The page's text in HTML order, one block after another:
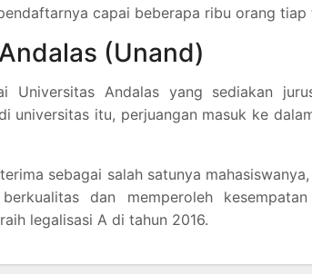
capai beberapa ribu orang tiap
(Unand)
Universitas Andalas yang sediakan
universitas itu, perjuangan masuk ke
sebagai salah satunya
dan memperoleh
legalisasi A di tahun 2016.